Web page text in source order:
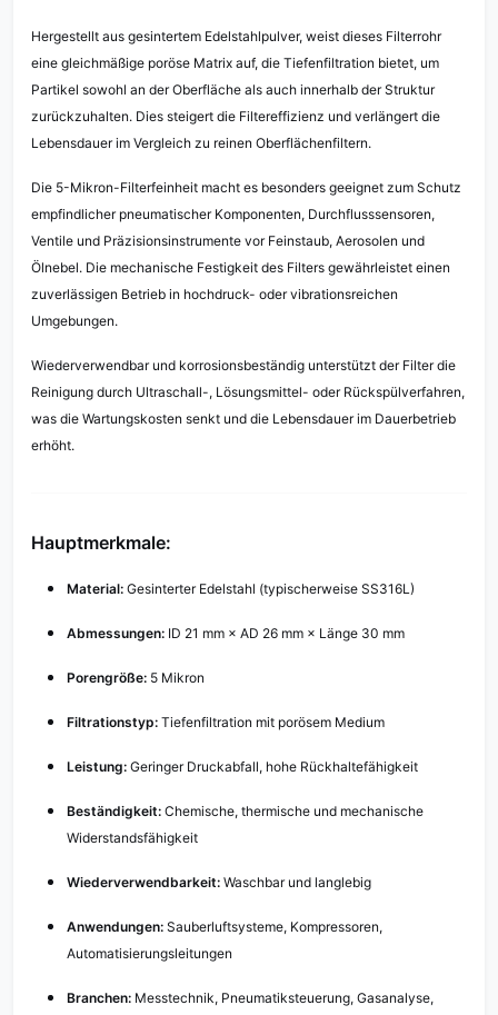
Hergestellt aus gesintertem Edelstahlpulver, weist dieses Filterrohr
eine gleichmäßige poröse Matrix auf, die Tiefenfiltration bietet, um
Partikel sowohl an der Oberfläche als auch innerhalb der Struktur
zurückzuhalten. Dies steigert die Filtereffizienz und verlängert die
Lebensdauer im Vergleich zu reinen Oberflächenfiltern.
Die 5-Mikron-Filterfeinheit macht es besonders geeignet zum Schutz
empfindlicher pneumatischer Komponenten, Durchflusssensoren,
Ventile und Präzisionsinstrumente vor Feinstaub, Aerosolen und
Ölnebel. Die mechanische Festigkeit des Filters gewährleistet einen
zuverlässigen Betrieb in hochdruck- oder vibrationsreichen
Umgebungen.
Wiederverwendbar und korrosionsbeständig unterstützt der Filter die
Reinigung durch Ultraschall-, Lösungsmittel- oder Rückspülverfahren,
was die Wartungskosten senkt und die Lebensdauer im Dauerbetrieb
erhöht.
Hauptmerkmale:
Material: Gesinterter Edelstahl (typischerweise SS316L)
Abmessungen: ID 21 mm × AD 26 mm × Länge 30 mm
Porengröße: 5 Mikron
Filtrationstyp: Tiefenfiltration mit porösem Medium
Leistung: Geringer Druckabfall, hohe Rückhaltefähigkeit
Beständigkeit: Chemische, thermische und mechanische
Widerstandsfähigkeit
Wiederverwendbarkeit: Waschbar und langlebig
Anwendungen: Sauberluftsysteme, Kompressoren,
Automatisierungsleitungen
Branchen: Messtechnik, Pneumatiksteuerung, Gasanalyse,